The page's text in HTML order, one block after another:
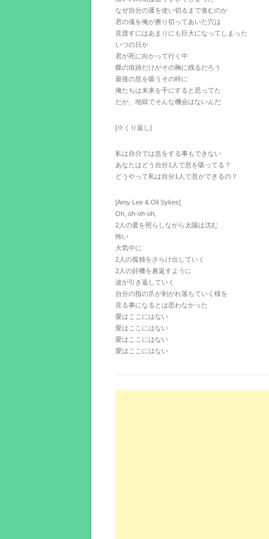
なぜ自分の運を使い切るまで進むのか
君の魂を俺が擦り切ってあいた穴は
見渡すにはあまりにも巨大になってしまった
いつの日か
君が死に向かって行く中
蝶の痕跡だけがその胸に残るだろう
最後の息を吸うその時に
俺たちは未来を手にすると思ってた
だが、地獄でそんな機会はないんだ
[※くり返し]
私は自分では息をする事もできない
あなたはどう自分1人で息を吸ってる？
どうやって私は自分1人で息ができるの？
[Amy Lee & Oli Sykes]
Oh, oh-oh-oh,
2人の愛を照らしながら太陽は沈む
怖い
大気中に
2人の孤独をさらけ出していく
2人の好機を裏返すように
波が引き返していく
自分の指の爪が剥がれ落ちていく様を
見る事になるとは思わなかった
愛はここにはない
愛はここにはない
愛はここにはない
愛はここにはない